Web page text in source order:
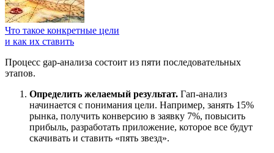
Что такое конкретные цели
и как их ставить
Процесс gap-анализа состоит из пяти последовательных
этапов.
Определить желаемый результат. Гап-анализ
начинается с понимания цели. Например, занять 15%
рынка, получить конверсию в заявку 7%, повысить
прибыль, разработать приложение, которое все будут
скачивать и ставить «пять звезд».